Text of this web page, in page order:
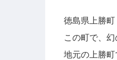
徳島県上勝町
この町で、
地元の上勝